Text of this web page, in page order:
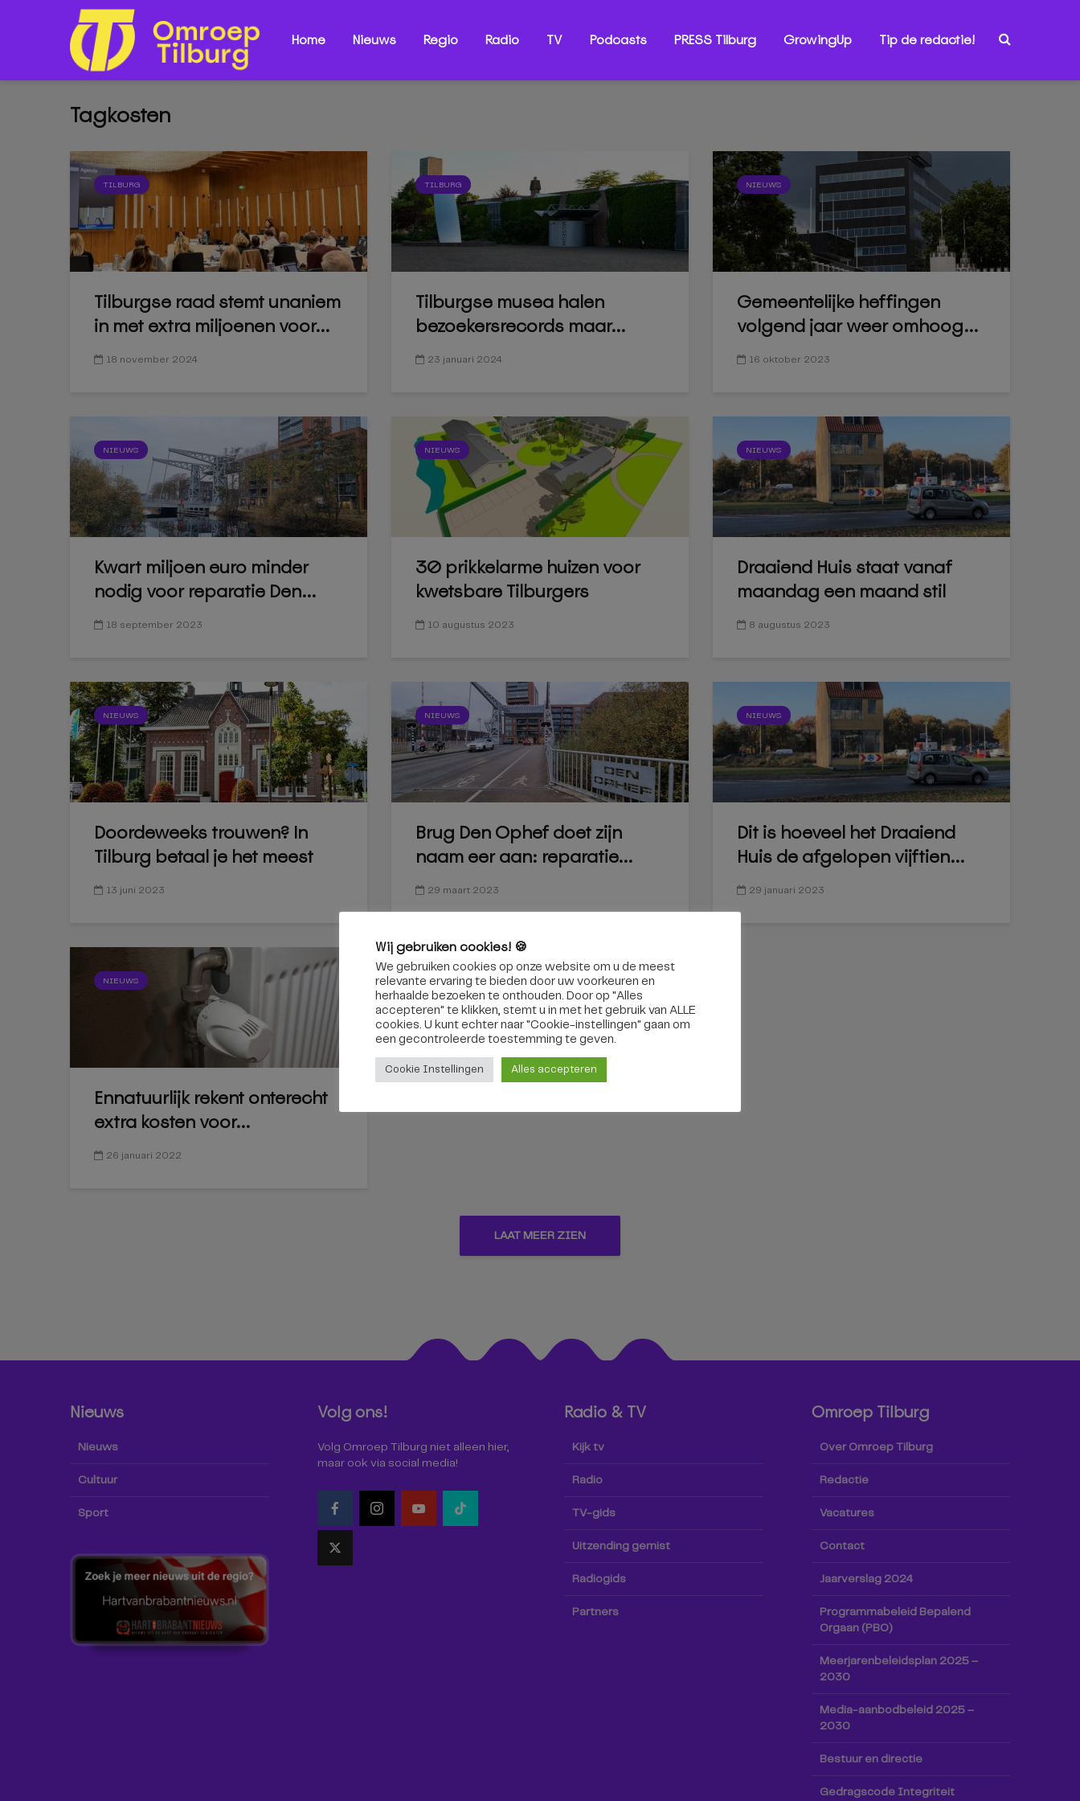
Home Nieuws Regio Radio TV Podcasts PRESS Tilburg GrowingUp Tip de redactie!
Tagkosten
TILBURG
Tilburgse raad stemt unaniem
in met extra miljoenen voor...
18 november 2024
TILBURG
Tilburgse musea halen
bezoekersrecords maar...
23 januari 2024
NIEUWS
Gemeentelijke heffingen
volgend jaar weer omhoog...
16 oktober 2023
NIEUWS
Kwart miljoen euro minder
nodig voor reparatie Den...
18 september 2023
NIEUWS
30 prikkelarme huizen voor
kwetsbare Tilburgers
10 augustus 2023
NIEUWS
Draaiend Huis staat vanaf
maandag een maand stil
8 augustus 2023
NIEUWS
Doordeweeks trouwen? In
Tilburg betaal je het meest
13 juni 2023
NIEUWS
Brug Den Ophef doet zijn
naam eer aan: reparatie...
29 maart 2023
NIEUWS
Dit is hoeveel het Draaiend
Huis de afgelopen vijftien...
29 januari 2023
NIEUWS
Ennatuurlijk rekent onterecht
extra kosten voor...
26 januari 2022
LAAT MEER ZIEN
Nieuws
Nieuws
Cultuur
Sport
Volg ons!
Volg Omroep Tilburg niet alleen hier,
maar ook via social media!
Radio & TV
Kijk tv
Radio
TV-gids
Uitzending gemist
Radiogids
Partners
Omroep Tilburg
Over Omroep Tilburg
Redactie
Vacatures
Contact
Jaarverslag 2024
Programmabeleid Bepalend
Orgaan (PBO)
Meerjarenbeleidsplan 2025 –
2030
Media-aanbodbeleid 2025 –
2030
Bestuur en directie
Gedragscode Integriteit
Wij gebruiken cookies! 🍪
We gebruiken cookies op onze website om u de meest
relevante ervaring te bieden door uw voorkeuren en
herhaalde bezoeken te onthouden. Door op "Alles
accepteren" te klikken, stemt u in met het gebruik van ALLE
cookies. U kunt echter naar "Cookie-instellingen" gaan om
een ​​gecontroleerde toestemming te geven.
Cookie Instellingen Alles accepteren